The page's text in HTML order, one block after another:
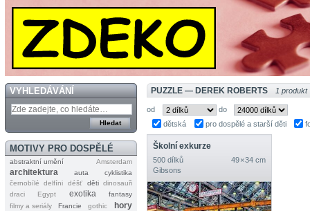
VYHLEDÁVÁNÍ
MOTIVY PRO DOSPĚLÉ
abstraktní umění Amsterdam
architektura auta
cyklistika
černobílé
delfíni déšť děti dinosauři
draci
Egypt exotika
fantasy
filmy a seriály
Francie gothic hory
PUZZLE — DEREK ROBERTS 1 produkt
od
do
dětská
pro dospělé a starší děti
Školní exkurze
500 dílků
49 × 34 cm
Gibsons